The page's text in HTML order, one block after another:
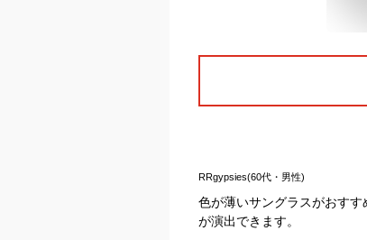
RRgypsies(60代・男性)
色が薄いサングラスがおす
が演出できます。